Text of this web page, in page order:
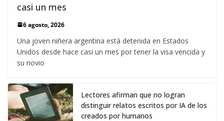
casi un mes
6 agosto, 2026
Una joven niñera argentina está detenida en Estados
Unidos desde hace casi un mes por tener la visa vencida y
su novio
Lectores afirman que no logran
distinguir relatos escritos por IA de los
creados por humanos